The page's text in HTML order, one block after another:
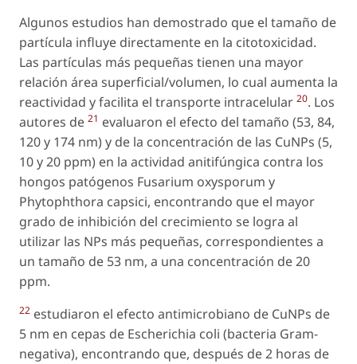
Algunos estudios han demostrado que el tamaño de
partícula influye directamente en la citotoxicidad.
Las partículas más pequeñas tienen una mayor
relación área superficial/volumen, lo cual aumenta la
reactividad y facilita el transporte intracelular 20. Los
autores de 21 evaluaron el efecto del tamaño (53, 84,
120 y 174 nm) y de la concentración de las CuNPs (5,
10 y 20 ppm) en la actividad anitifúngica contra los
hongos patógenos Fusarium oxysporum y
Phytophthora capsici, encontrando que el mayor
grado de inhibición del crecimiento se logra al
utilizar las NPs más pequeñas, correspondientes a
un tamaño de 53 nm, a una concentración de 20
ppm.
22 estudiaron el efecto antimicrobiano de CuNPs de
5 nm en cepas de Escherichia coli (bacteria Gram-
negativa), encontrando que, después de 2 horas de